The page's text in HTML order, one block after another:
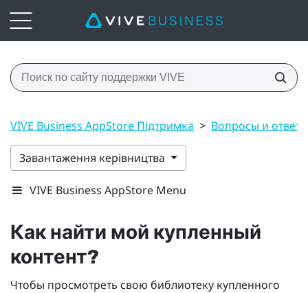
VIVE Business AppStore Підтримка > Вопросы и
Завантаження керівництва
VIVE Business AppStore Menu
Как найти мой купленный
контент?
Чтобы просмотреть свою библиотеку купленного